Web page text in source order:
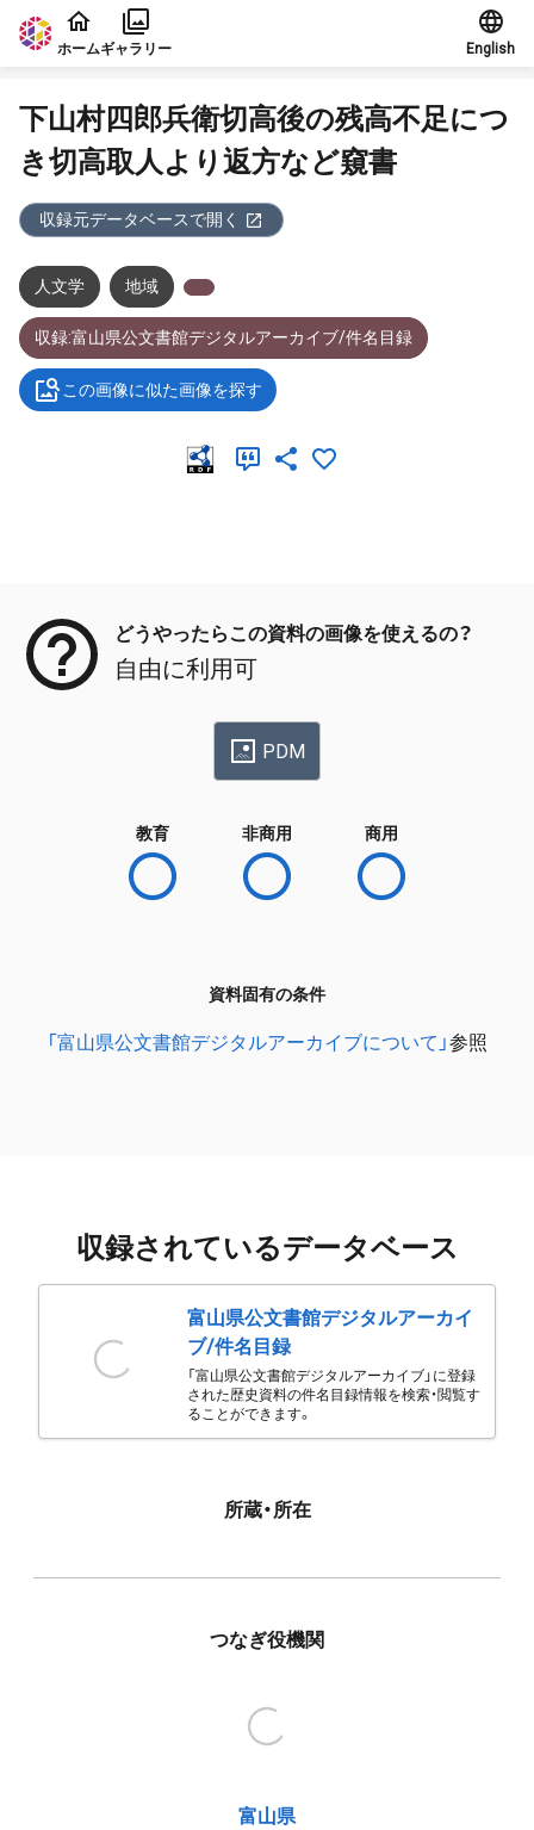
本文に飛ぶ
ホームギャラリー English
下山村四郎兵衛切高後の残高不足につ
き切高取人より返方など窺書
収録元データベースで開く
人文学 地域
収録:富山県公文書館デジタルアーカイブ/件名目録
この画像に似た画像を探す
どうやったらこの資料の画像を使えるの？
自由に利用可
PDM
教育 非商用 商用
資料固有の条件
「富山県公文書館デジタルアーカイブについて」参照
収録されているデータベース
富山県公文書館デジタルアーカイ
ブ/件名目録
「富山県公文書館デジタルアーカイブ」に登録
された歴史資料の件名目録情報を検索・閲覧す
ることができます。
所蔵・所在
つなぎ役機関
富山県